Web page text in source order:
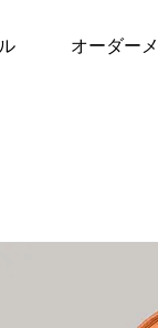
オーダー